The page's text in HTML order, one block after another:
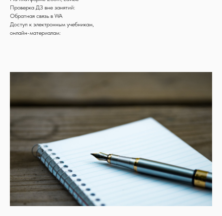
Проверка ДЗ вне занятий:
Обратная связь в WA
Доступ к электронным учебникам,
онлайн-материалам: